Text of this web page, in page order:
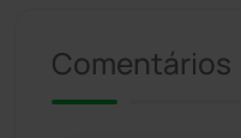
Riacho de Santana
Comentários